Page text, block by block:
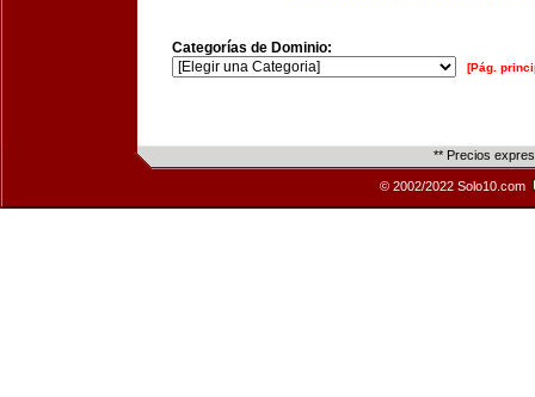
Categorías de Dominio:
[Pág.
** Precios
© 2002/2022 Solo10.com